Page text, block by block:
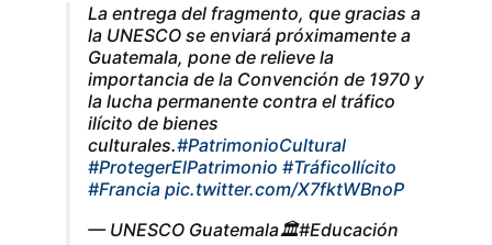
La entrega del fragmento, que gracias a
la UNESCO se enviará próximamente a
Guatemala, pone de relieve la
importancia de la Convención de 1970 y
la lucha permanente contra el tráfico
ilícito de bienes
culturales.#PatrimonioCultural
#ProtegerElPatrimonio #TráficoIlícito
#Francia pic.twitter.com/X7fktWBnoP
— UNESCO Guatemala🏛️#Educación